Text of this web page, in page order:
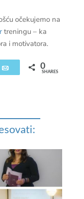
očekujemo na
treningu – ka
i motivatora.
Email 0
SHARES